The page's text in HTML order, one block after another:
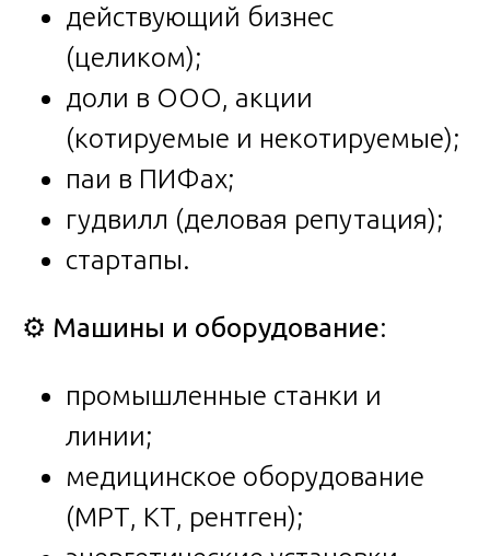
действующий бизнес
(целиком);
доли в ООО, акции
(котируемые и некотируемые);
паи в ПИФах;
гудвилл (деловая репутация);
стартапы.
⚙️ Машины и оборудование:
промышленные станки и
линии;
медицинское оборудование
(МРТ, КТ, рентген);